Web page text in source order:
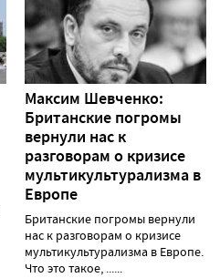
Максим Шевченко:
Британские погромы
вернули нас к
разговорам о кризисе
мультикультурализма в
Европе
Британские погромы вернули
нас к разговорам о кризисе
мультикультурализма в Европе.
Что это такое, ......